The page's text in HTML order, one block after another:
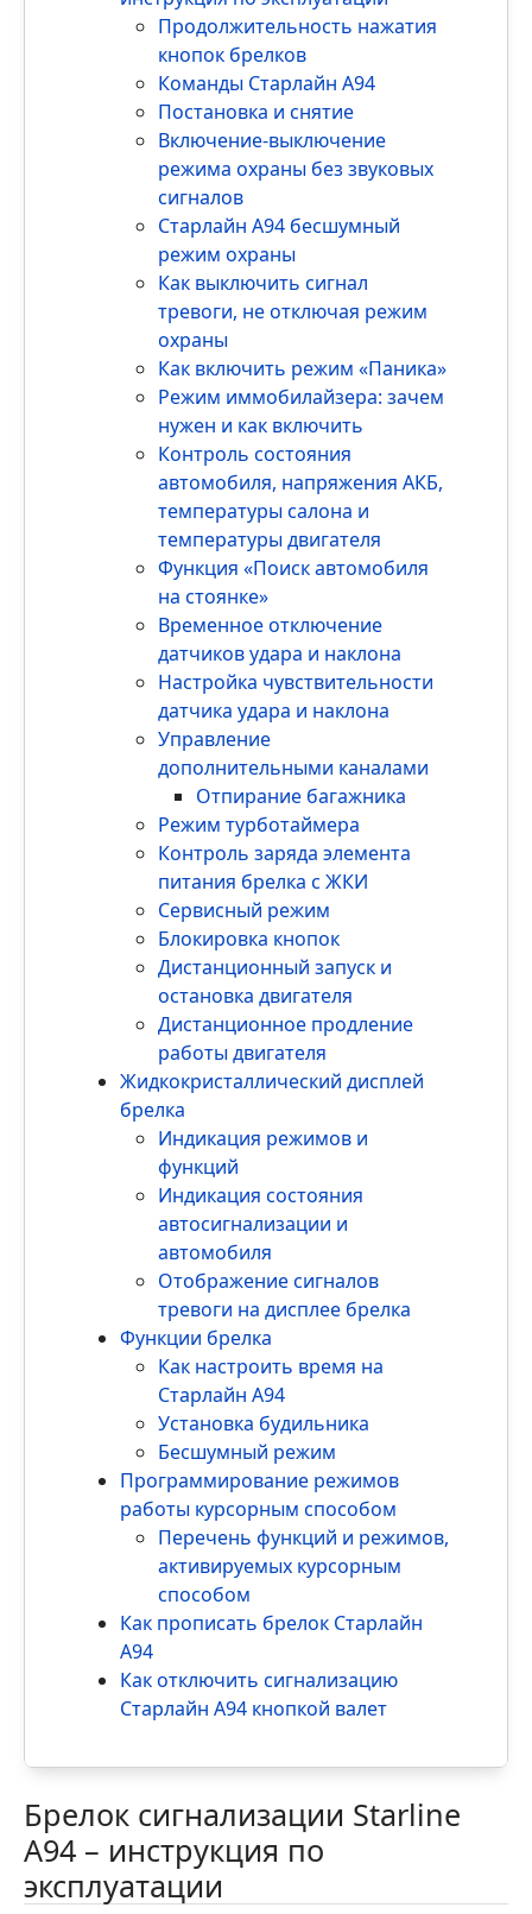
Продолжительность нажатия
кнопок брелков
Команды Старлайн А94
Постановка и снятие
Включение-выключение
режима охраны без звуковых
сигналов
Старлайн А94 бесшумный
режим охраны
Как выключить сигнал
тревоги, не отключая режим
охраны
Как включить режим «Паника»
Режим иммобилайзера: зачем
нужен и как включить
Контроль состояния
автомобиля, напряжения АКБ,
температуры салона и
температуры двигателя
Функция «Поиск автомобиля
на стоянке»
Временное отключение
датчиков удара и наклона
Настройка чувствительности
датчика удара и наклона
Управление
дополнительными каналами
Отпирание багажника
Режим турботаймера
Контроль заряда элемента
питания брелка с ЖКИ
Сервисный режим
Блокировка кнопок
Дистанционный запуск и
остановка двигателя
Дистанционное продление
работы двигателя
Жидкокристаллический дисплей
брелка
Индикация режимов и
функций
Индикация состояния
автосигнализации и
автомобиля
Отображение сигналов
тревоги на дисплее брелка
Функции брелка
Как настроить время на
Старлайн А94
Установка будильника
Бесшумный режим
Программирование режимов
работы курсорным способом
Перечень функций и режимов,
активируемых курсорным
способом
Как прописать брелок Старлайн
А94
Как отключить сигнализацию
Старлайн А94 кнопкой валет
Брелок сигнализации Starline
А94 – инструкция по
эксплуатации